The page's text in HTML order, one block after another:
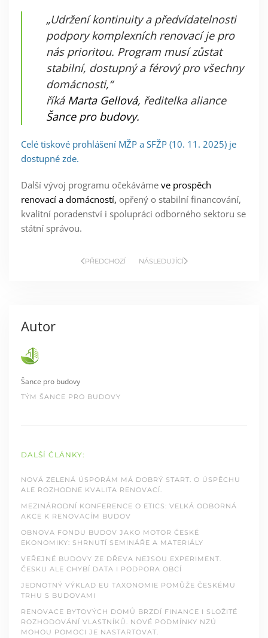
„Udržení kontinuity a předvídatelnosti
podpory komplexních renovací je pro
nás prioritou. Program musí zůstat
stabilní, dostupný a férový pro všechny
domácnosti,“
říká Marta Gellová, ředitelka aliance
Šance pro budovy.
Celé tiskové prohlášení MŽP a SFŽP (10. 11. 2025) je
dostupné zde.
Další vývoj programu očekáváme ve prospěch
renovací a domácností, opřený o stabilní financování,
kvalitní poradenství i spolupráci odborného sektoru se
státní správou.
PŘEDCHOZÍ NÁSLEDUJÍCÍ
Autor
Šance pro budovy
TÝM ŠANCE PRO BUDOVY
DALŠÍ ČLÁNKY:
NOVÁ ZELENÁ ÚSPORÁM MÁ DOBRÝ START. O ÚSPĚCHU
ALE ROZHODNE KVALITA RENOVACÍ.
MEZINÁRODNÍ KONFERENCE O ETICS: VELKÁ ODBORNÁ
AKCE K RENOVACÍM BUDOV
OBNOVA FONDU BUDOV JAKO MOTOR ČESKÉ
EKONOMIKY: SHRNUTÍ SEMINÁŘE A MATERIÁLY
VEŘEJNÉ BUDOVY ZE DŘEVA NEJSOU EXPERIMENT.
ČESKU ALE CHYBÍ DATA I PODPORA OBCÍ
JEDNOTNÝ VÝKLAD EU TAXONOMIE POMŮŽE ČESKÉMU
TRHU S BUDOVAMI
RENOVACE BYTOVÝCH DOMŮ BRZDÍ FINANCE I SLOŽITÉ
ROZHODOVÁNÍ VLASTNÍKŮ. NOVÉ PODMÍNKY NZÚ
MOHOU POMOCI JE NASTARTOVAT.